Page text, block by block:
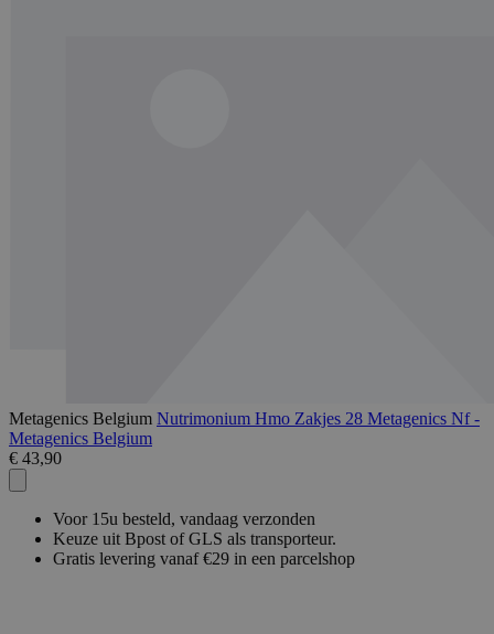
Metagenics Belgium Nutrimonium Hmo Zakjes 28 Metagenics Nf -
Metagenics Belgium
€ 43,90
Voor 15u besteld, vandaag verzonden
Keuze uit Bpost of GLS als transporteur.
Gratis levering vanaf €29 in een parcelshop